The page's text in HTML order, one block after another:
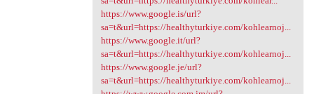
https://www.google.is/url?
sa=t&url=https://healthyturkiye.com/kohlearnoj...
https://www.google.it/url?
sa=t&url=https://healthyturkiye.com/kohlearnoj...
https://www.google.je/url?
sa=t&url=https://healthyturkiye.com/kohlearnoj...